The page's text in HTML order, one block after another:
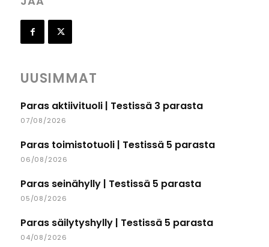
UUSIMMAT
Paras aktiivituoli | Testissä 3 parasta
07/08/2026
Paras toimistotuoli | Testissä 5 parasta
06/08/2026
Paras seinähylly | Testissä 5 parasta
05/08/2026
Paras säilytyshylly | Testissä 5 parasta
04/08/2026